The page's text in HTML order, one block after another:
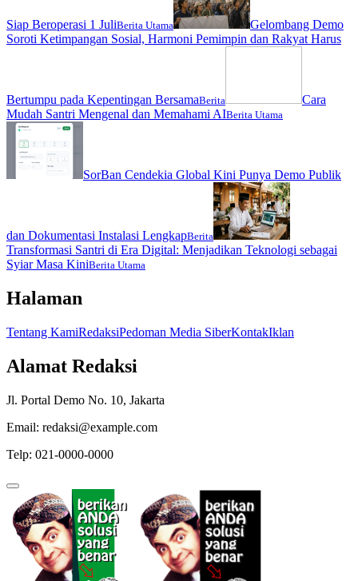
Siap Beroperasi 1 JuliBerita Utama
Gelombang Demo
Soroti Ketimpangan Sosial, Harmoni Pemimpin dan Rakyat Harus
Bertumpu pada Kepentingan BersamaBerita
Cara
Mudah Santri Mengenal dan Memahami AIBerita Utama
SorBan Cendekia Global Kini Punya Demo Publik
dan Dokumentasi Instalasi LengkapBerita
Transformasi Santri di Era Digital: Menjadikan Teknologi sebagai
Syiar Masa KiniBerita Utama
Halaman
Tentang KamiRedaksiPedoman Media SiberKontakIklan
Alamat Redaksi
Jl. Portal Demo No. 10, Jakarta
Email: redaksi@example.com
Telp: 021-0000-0000